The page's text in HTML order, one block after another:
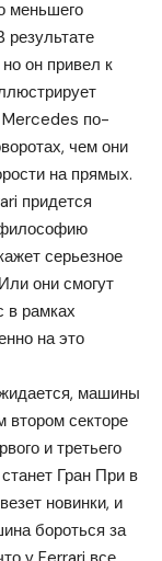
меньшего
он привел к
по-
чем они
на прямых.
придется
серьезное
они смогут
в рамках
на это
машины
втором секторе
и третьего
Гран При в
новинки, и
бороться за